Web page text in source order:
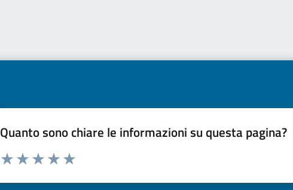
Quanto sono chiare le informazioni su questa pagina?
Valuta da 1 a 5 stelle la pagina